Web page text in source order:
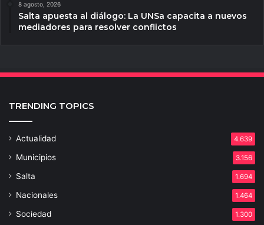
8 agosto, 2026
Salta apuesta al diálogo: La UNSa capacita a nuevos
mediadores para resolver conflictos
TRENDING TOPICS
Actualidad 4.639
Municipios 3.156
Salta 1.694
Nacionales 1.464
Sociedad 1.300